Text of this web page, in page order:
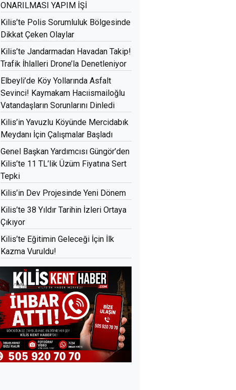
ONARILMASI YAPIM İŞİ
Kilis’te Polis Sorumluluk Bölgesinde
Dikkat Çeken Olaylar
Kilis’te Jandarmadan Havadan Takip!
Trafik İhlalleri Drone’la Denetleniyor
Elbeyli’de Köy Yollarında Asfalt
Sevinci! Kaymakam Hacıismailoğlu
Vatandaşların Sorunlarını Dinledi
Kilis’in Yavuzlu Köyünde Mercidabık
Meydanı İçin Çalışmalar Başladı
Genel Başkan Yardımcısı Güngör’den
Kilis’te 11 TL’lik Üzüm Fiyatına Sert
Tepki
Kilis’in Dev Projesinde Yeni Dönem
Kilis’te 38 Yıldır Tarihin İzleri Ortaya
Çıkıyor
Kilis’te Eğitimin Geleceği İçin İlk
Kazma Vuruldu!